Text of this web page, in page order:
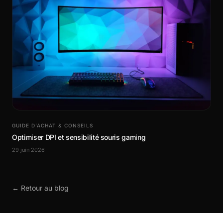
GUIDE D’ACHAT & CONSEILS
Optimiser DPI et sensibilité souris gaming
29 juin 2026
← Retour au blog